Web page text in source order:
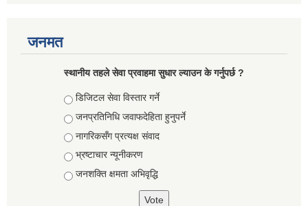
जनमत
स्थानीय तहले सेवा प्रवाहमा सुधार ल्याउन के गर्नुपर्छ ?
Choices
डिजिटल सेवा विस्तार गर्ने
जनप्रतिनिधि जवाफदेहिता हुनुपर्ने
नागरिकसँग प्रत्यक्ष संवाद
भ्रष्टाचार न्यूनीकरण
जनशक्ति क्षमता अभिवृद्धि